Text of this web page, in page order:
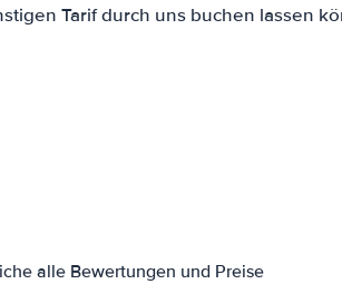
Tarif durch uns buchen lassen
alle Bewertungen und Preise